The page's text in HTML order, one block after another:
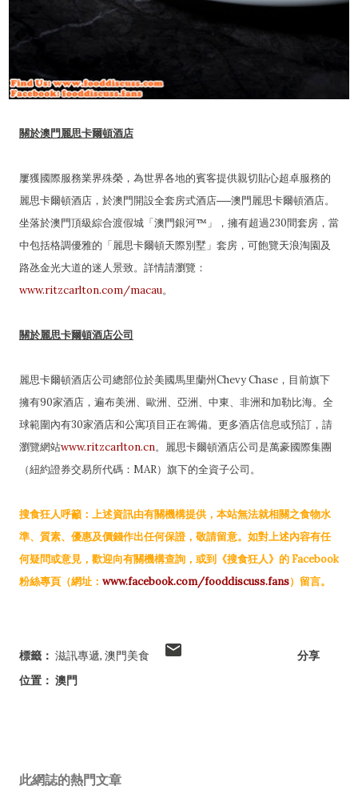
關於澳門麗思卡爾頓酒店
屢獲國際服務業界殊榮，為世界各地的賓客提供親切貼心超卓服務的
麗思卡爾頓酒店，於澳門開設全套房式酒店──澳門麗思卡爾頓酒店。
坐落於澳門頂級綜合渡假城「澳門銀河™」，擁有超過230間套房，當
中包括格調優雅的「麗思卡爾頓天際別墅」套房，可飽覽天浪淘園及
路氹金光大道的迷人景致。詳情請瀏覽：
www.ritzcarlton.com/macau。
關於麗思卡爾頓酒店公司
麗思卡爾頓酒店公司總部位於美國馬里蘭州Chevy Chase，目前旗下
擁有90家酒店，遍布美洲、歐洲、亞洲、中東、非洲和加勒比海。全
球範圍內有30家酒店和公寓項目正在籌備。更多酒店信息或預訂，請
瀏覽網站www.ritzcarlton.cn。麗思卡爾頓酒店公司是萬豪國際集團
（紐約證券交易所代碼：MAR）旗下的全資子公司。
搜食狂人呼籲：上述資訊由有關機構提供，本站無法就相關之食物水
準、質素、優惠及價錢作出任何保證，敬請留意。如對上述內容有任
何疑問或意見，歡迎向有關機構查詢，或到《搜食狂人》的 Facebook
粉絲專頁（網址： www.facebook.com/fooddiscuss.fans）留言。
標籤： 滋訊專遞 澳門美食
位置： 澳門
分享
此網誌的熱門文章